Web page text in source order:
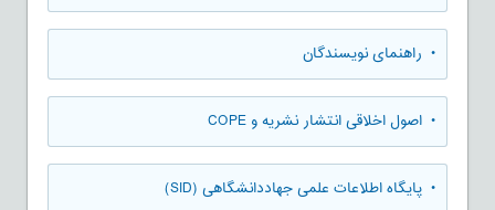
• راهنمای نویسندگان
• اصول اخلاقی انتشار نشریه و COPE
• پایگاه اطلاعات علمی جهاددانشگاهی (SID)